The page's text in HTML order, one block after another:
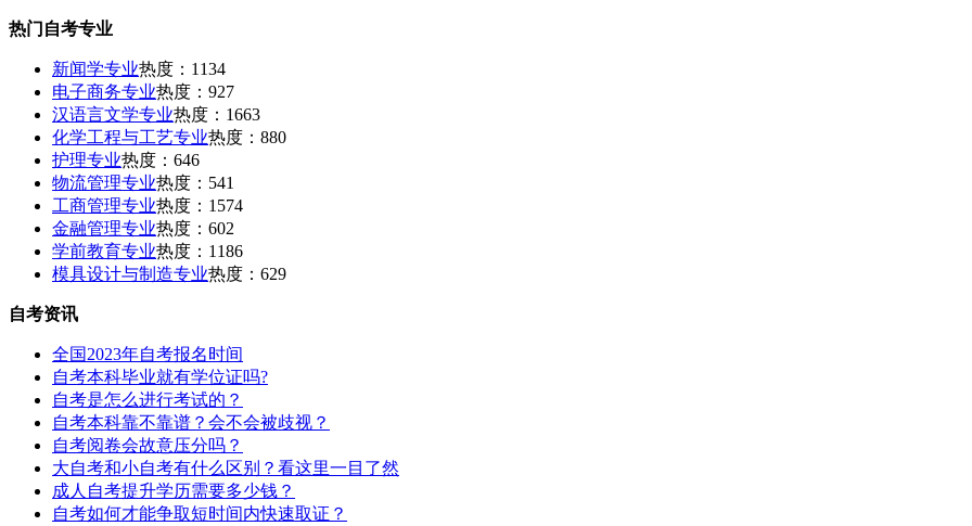
热门自考专业
新闻学专业热度：1134
电子商务专业热度：927
汉语言文学专业热度：1663
化学工程与工艺专业热度：880
护理专业热度：646
物流管理专业热度：541
工商管理专业热度：1574
金融管理专业热度：602
学前教育专业热度：1186
模具设计与制造专业热度：629
自考资讯
全国2023年自考报名时间
自考本科毕业就有学位证吗?
自考是怎么进行考试的？
自考本科靠不靠谱？会不会被歧视？
自考阅卷会故意压分吗？
大自考和小自考有什么区别？看这里一目了然
成人自考提升学历需要多少钱？
自考如何才能争取短时间内快速取证？